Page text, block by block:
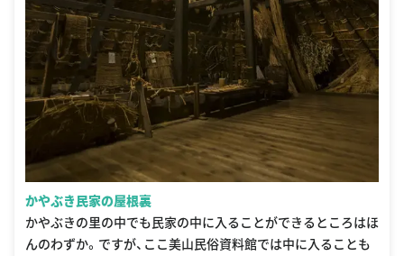
かやぶき民家の屋根裏
かやぶきの里の中でも民家の中に入ることができるところはほ
んのわずか。ですが、ここ美山民俗資料館では中に入ることも